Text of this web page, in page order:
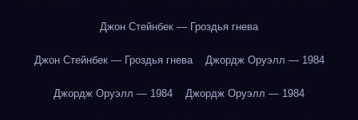
Джон Стейнбек — Гроздья гнева
Джон Стейнбек — Гроздья гнева Джордж Оруэлл — 1984
Джордж Оруэлл — 1984 Джордж Оруэлл — 1984